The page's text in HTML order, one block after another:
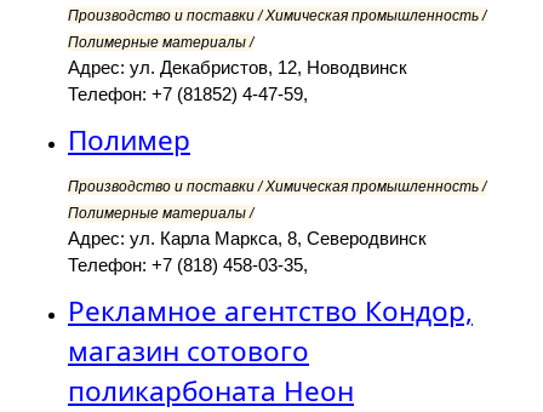
Производство и поставки / Химическая промышленность /
Полимерные материалы /
Адрес: ул. Декабристов, 12, Новодвинск
Телефон: +7 (81852) 4-47-59,
Полимер
Производство и поставки / Химическая промышленность /
Полимерные материалы /
Адрес: ул. Карла Маркса, 8, Северодвинск
Телефон: +7 (818) 458-03-35,
Рекламное агентство Кондор,
магазин сотового
поликарбоната Неон